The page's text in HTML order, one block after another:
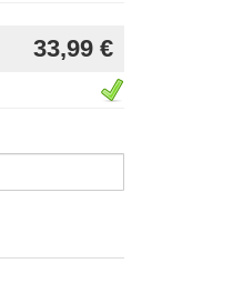
33,99 €